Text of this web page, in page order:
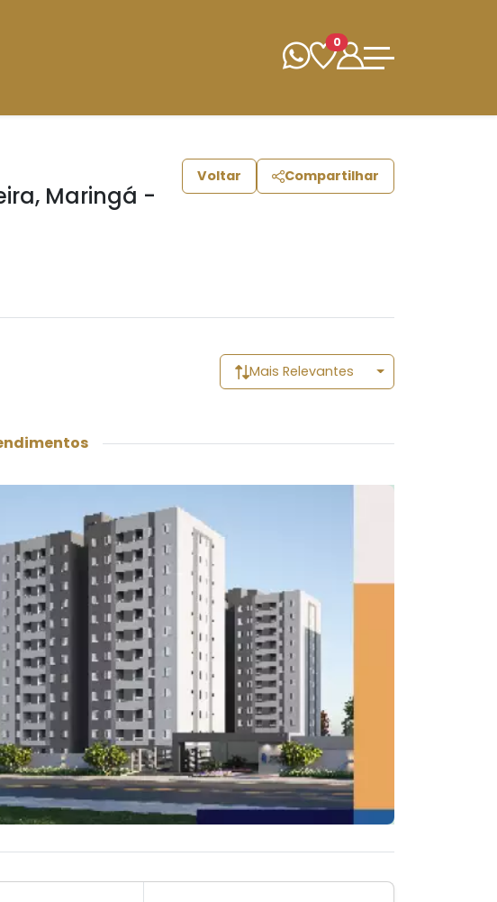
0
Maringá -
Voltar Compartilhar
Mais Relevantes